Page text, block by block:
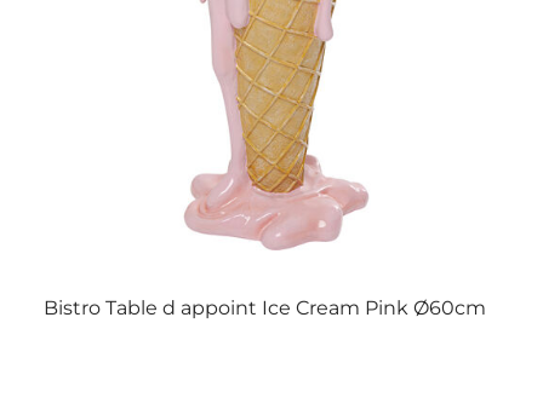
Bistro Table d appoint Ice Cream Pink Ø60cm